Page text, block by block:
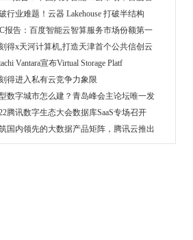
行业难题！云器 Lakehouse 打破半结构
报告：百度智能云智算服务市场份额第一
得x天河计算机,打造天津首个公共信创云
Vantara宣布Virtual Storage Platf
得进入私有云竞争力象限
数字城市怎么建？青岛峰会主论坛唯一发
腾讯数字生态大会数据库SaaS专场召开
国内领先的大数据产品矩阵，腾讯云推出